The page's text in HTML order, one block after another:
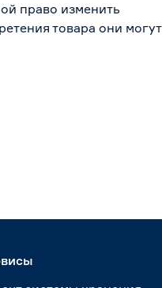
право изменить
товара они могут